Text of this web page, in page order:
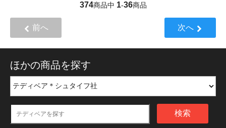
374商品中 1-36商品
前へ 次へ
ほかの商品を探す
検索